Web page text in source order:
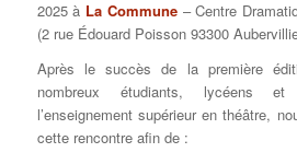
2025 à La Commune – Centre
(2 rue Édouard Poisson 93300
Après le succès de la première
nombreux étudiants, lycéens
l’enseignement supérieur en théâtre,
cette rencontre afin de :